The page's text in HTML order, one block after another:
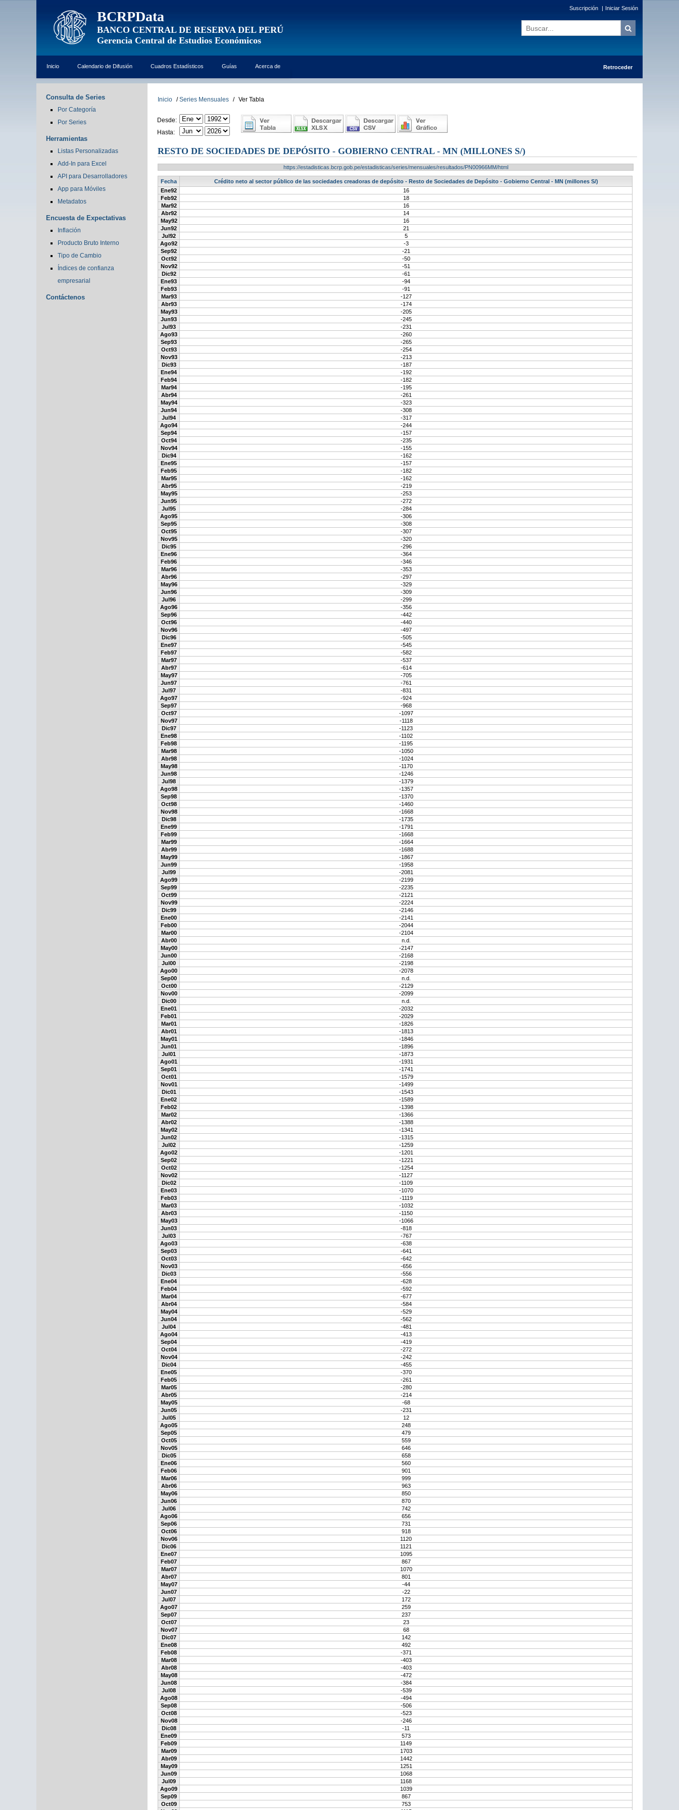
BCRPData
BANCO CENTRAL DE RESERVA DEL PERÚ
Gerencia Central de Estudios Económicos
Suscripción | Iniciar Sesión
Inicio Calendario de Difusión Cuadros Estadísticos Guías Acerca de Retroceder
Consulta de Series
Por Categoría
Por Series
Herramientas
Listas Personalizadas
Add-In para Excel
API para Desarrolladores
App para Móviles
Metadatos
Encuesta de Expectativas
Inflación
Producto Bruto Interno
Tipo de Cambio
Índices de confianza
empresarial
Contáctenos
Inicio / Series Mensuales / Ver Tabla
Desde:
Hasta:
RESTO DE SOCIEDADES DE DEPÓSITO - GOBIERNO CENTRAL - MN (MILLONES S/)
https://estadisticas.bcrp.gob.pe/estadisticas/series/mensuales/resultados/PN00966MM/html
Fecha
Crédito neto al sector público de las sociedades creadoras de depósito - Resto de Sociedades de Depósito - Gobierno Central - MN (millones S/)
Ene92
16
Feb92
18
Mar92
16
Abr92
14
May92
16
Jun92
21
Jul92
5
Ago92
-3
Sep92
-21
Oct92
-50
Nov92
-51
Dic92
-61
Ene93
-94
Feb93
-91
Mar93
-127
Abr93
-174
May93
-205
Jun93
-245
Jul93
-231
Ago93
-260
Sep93
-265
Oct93
-254
Nov93
-213
Dic93
-187
Ene94
-192
Feb94
-182
Mar94
-195
Abr94
-261
May94
-323
Jun94
-308
Jul94
-317
Ago94
-244
Sep94
-157
Oct94
-235
Nov94
-155
Dic94
-162
Ene95
-157
Feb95
-182
Mar95
-162
Abr95
-219
May95
-253
Jun95
-272
Jul95
-284
Ago95
-306
Sep95
-308
Oct95
-307
Nov95
-320
Dic95
-296
Ene96
-364
Feb96
-346
Mar96
-353
Abr96
-297
May96
-329
Jun96
-309
Jul96
-299
Ago96
-356
Sep96
-442
Oct96
-440
Nov96
-497
Dic96
-505
Ene97
-545
Feb97
-582
Mar97
-537
Abr97
-614
May97
-705
Jun97
-761
Jul97
-831
Ago97
-924
Sep97
-968
Oct97
-1097
Nov97
-1118
Dic97
-1123
Ene98
-1102
Feb98
-1195
Mar98
-1050
Abr98
-1024
May98
-1170
Jun98
-1246
Jul98
-1379
Ago98
-1357
Sep98
-1370
Oct98
-1460
Nov98
-1668
Dic98
-1735
Ene99
-1791
Feb99
-1668
Mar99
-1664
Abr99
-1688
May99
-1867
Jun99
-1958
Jul99
-2081
Ago99
-2199
Sep99
-2235
Oct99
-2121
Nov99
-2224
Dic99
-2146
Ene00
-2141
Feb00
-2044
Mar00
-2104
Abr00
n.d.
May00
-2147
Jun00
-2168
Jul00
-2198
Ago00
-2078
Sep00
n.d.
Oct00
-2129
Nov00
-2099
Dic00
n.d.
Ene01
-2032
Feb01
-2029
Mar01
-1826
Abr01
-1813
May01
-1846
Jun01
-1896
Jul01
-1873
Ago01
-1931
Sep01
-1741
Oct01
-1579
Nov01
-1499
Dic01
-1543
Ene02
-1589
Feb02
-1398
Mar02
-1366
Abr02
-1388
May02
-1341
Jun02
-1315
Jul02
-1259
Ago02
-1201
Sep02
-1221
Oct02
-1254
Nov02
-1127
Dic02
-1109
Ene03
-1070
Feb03
-1119
Mar03
-1032
Abr03
-1150
May03
-1066
Jun03
-818
Jul03
-767
Ago03
-638
Sep03
-641
Oct03
-642
Nov03
-656
Dic03
-556
Ene04
-628
Feb04
-592
Mar04
-677
Abr04
-584
May04
-529
Jun04
-562
Jul04
-481
Ago04
-413
Sep04
-419
Oct04
-272
Nov04
-242
Dic04
-455
Ene05
-370
Feb05
-261
Mar05
-280
Abr05
-214
May05
-68
Jun05
-231
Jul05
12
Ago05
248
Sep05
479
Oct05
559
Nov05
646
Dic05
658
Ene06
560
Feb06
901
Mar06
999
Abr06
963
May06
850
Jun06
870
Jul06
742
Ago06
656
Sep06
731
Oct06
918
Nov06
1120
Dic06
1121
Ene07
1095
Feb07
867
Mar07
1070
Abr07
801
May07
-44
Jun07
-22
Jul07
172
Ago07
259
Sep07
237
Oct07
23
Nov07
68
Dic07
142
Ene08
492
Feb08
-371
Mar08
-403
Abr08
-403
May08
-472
Jun08
-384
Jul08
-539
Ago08
-494
Sep08
-506
Oct08
-523
Nov08
-246
Dic08
-11
Ene09
573
Feb09
1149
Mar09
1703
Abr09
1442
May09
1251
Jun09
1068
Jul09
1168
Ago09
1039
Sep09
867
Oct09
753